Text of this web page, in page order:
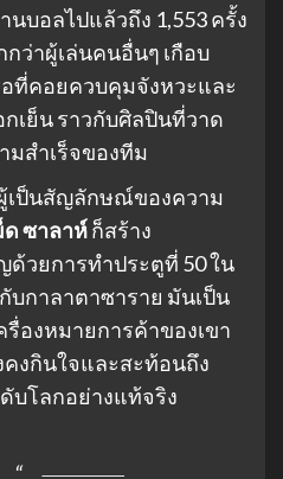
บอลไปแล้วถึง 1,553 ครั้ง
ว่าผู้เล่นคนอื่นๆ เกือบ
อที่คอยควบคุมจังหวะและ
เย็น ราวกับศิลปินที่วาด
มสำเร็จของทีม
เป็นสัญลักษณ์ของความ
ด ซาลาห์ก็สร้าง
วยการทำประตูที่ 50 ใน
กาลาตาซาราย มันเป็น
องหมายการค้าของเขา
งกินใจและสะท้อนถึง
บโลกอย่างแท้จริง